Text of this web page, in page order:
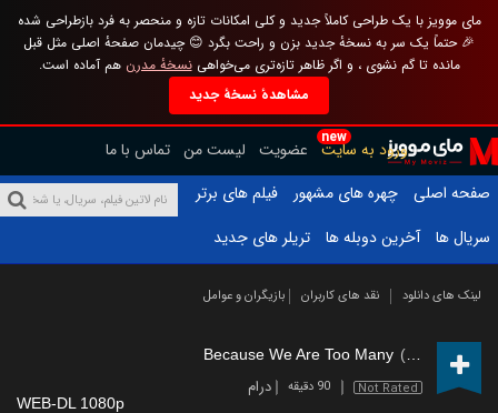
مای موویز با یک طراحی کاملاً جدید و کلی امکانات تازه و منحصر به فرد بازطراحی شده
🎉 حتماً یک سر به نسخهٔ جدید بزن و راحت بگرد 😊 چیدمان صفحهٔ اصلی مثل قبل
مانده تا گم نشوی ، و اگر ظاهر تازه‌تری می‌خواهینسخهٔ مدرن هم آماده است.
مشاهدهٔ نسخهٔ جدید
new
ورود به سایت عضویت لیست من تماس با ما
صفحه اصلی
چهره های مشهور
فیلم های برتر
سریال ها
آخرین دوبله ها تریلر های جدید
لینک های دانلود نقد های کاربران بازیگران و عوامل
Because We Are Too Many (2024)
Not Rated 90 دقیقه درام
WEB-DL 1080p